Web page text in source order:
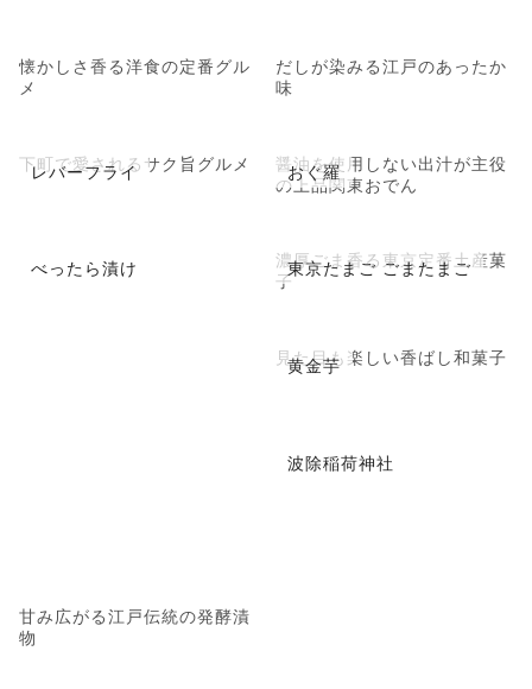
懐かしさ香る洋食の定番グル
メ
だしが染みる江戸のあったか
味
レバーフライ
下町で愛されるサク旨グルメ おぐ羅
醤油を使用しない出汁が主役
の上品関東おでん
べったら漬け
甘み広がる江戸伝統の発酵漬
物
東京たまご ごまたまご
濃厚ごま香る東京定番土産菓
子
黄金芋
見た目も楽しい香ばし和菓子
波除稲荷神社